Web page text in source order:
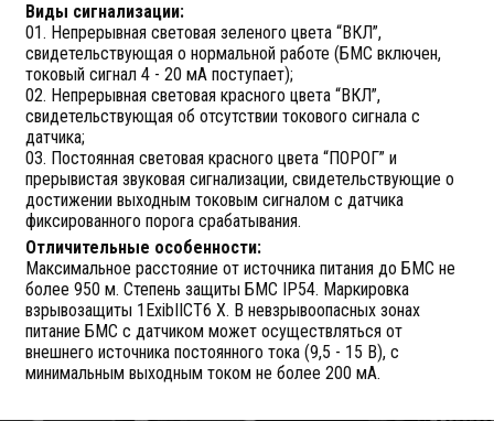
Виды сигнализации:
01. Непрерывная световая зеленого цвета “ВКЛ”,
свидетельствующая о нормальной работе (БМС включен,
токовый сигнал 4 - 20 мА поступает);
02. Непрерывная световая красного цвета “ВКЛ”,
свидетельствующая об отсутствии токового сигнала с
датчика;
03. Постоянная световая красного цвета “ПОРОГ” и
прерывистая звуковая сигнализации, свидетельствующие о
достижении выходным токовым сигналом с датчика
фиксированного порога срабатывания.
Отличительные особенности:
Максимальное расстояние от источника питания до БМС не
более 950 м. Степень защиты БМС IР54. Маркировка
взрывозащиты 1ExibIICT6 X. В невзрывоопасных зонах
питание БМС с датчиком может осуществляться от
внешнего источника постоянного тока (9,5 - 15 В), с
минимальным выходным током не более 200 мА.